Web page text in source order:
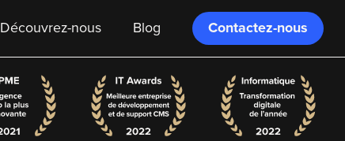
Découvrez-nous Blog Contactez-nous